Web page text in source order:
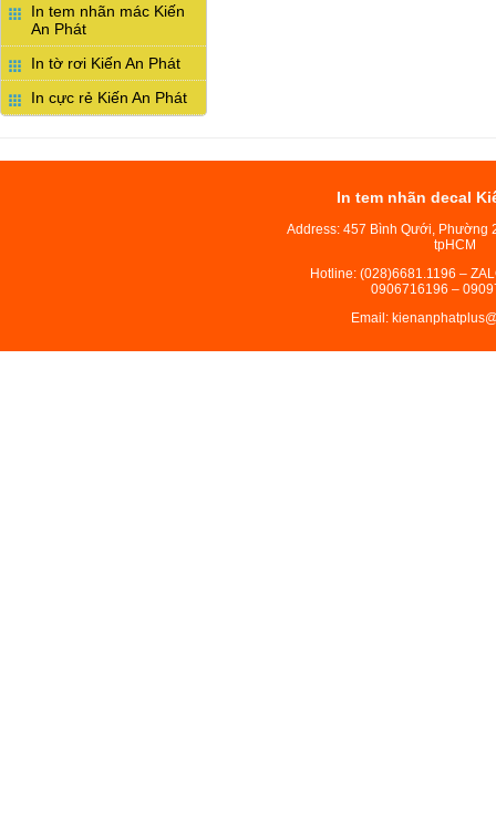
In tem nhãn mác Kiến
An Phát
In tờ rơi Kiến An Phát
In cực rẻ Kiến An Phát
In tem nhãn decal
Address: 457 Bình Qưới, Phường
tpHCM
Hotline: (028)6681.1196 –
0906716196 –
Email: